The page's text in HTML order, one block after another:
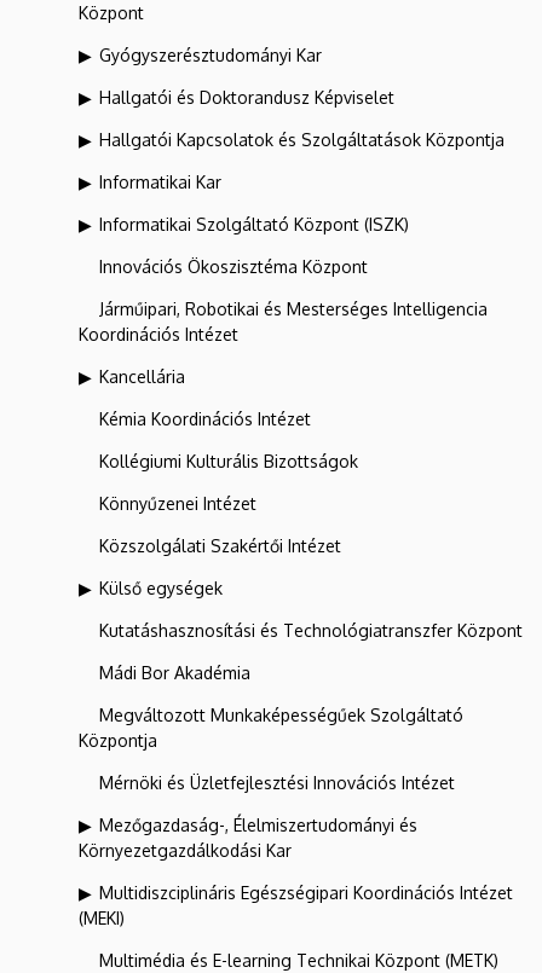
Központ
Gyógyszerésztudományi Kar
Hallgatói és Doktorandusz Képviselet
Hallgatói Kapcsolatok és Szolgáltatások Központja
Informatikai Kar
Informatikai Szolgáltató Központ (ISZK)
Innovációs Ökoszisztéma Központ
Járműipari, Robotikai és Mesterséges Intelligencia
Koordinációs Intézet
Kancellária
Kémia Koordinációs Intézet
Kollégiumi Kulturális Bizottságok
Könnyűzenei Intézet
Közszolgálati Szakértői Intézet
Külső egységek
Kutatáshasznosítási és Technológiatranszfer Központ
Mádi Bor Akadémia
Megváltozott Munkaképességűek Szolgáltató
Központja
Mérnöki és Üzletfejlesztési Innovációs Intézet
Mezőgazdaság-, Élelmiszertudományi és
Környezetgazdálkodási Kar
Multidiszciplináris Egészségipari Koordinációs Intézet
(MEKI)
Multimédia és E-learning Technikai Központ (METK)